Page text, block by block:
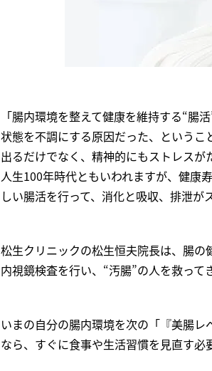
「腸内環境を整えて健康を維持する“腸
状態を不調にする原因だった、という
出るだけでなく、精神的にもストレスが
人生100年時代ともいわれますが、健康
しい腸活を行って、消化と吸収、排泄が
松生クリニックの松生恒夫院長は、腸
内視鏡検査を行い、“汚腸”の人を救って
いまの自分の腸内環境を次の「『美腸
なら、すぐに食事や生活習慣を見直す必